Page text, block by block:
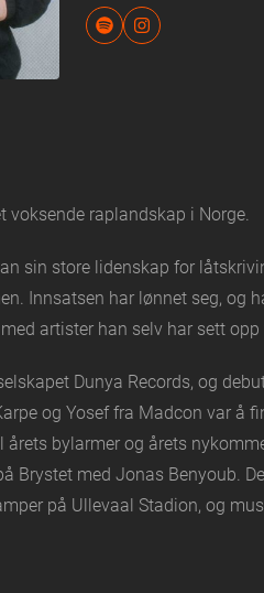
voksende raplandskap i Norge.
sin store lidenskap for
Innsatsen har lønnet seg, og
artister han selv har sett opp
Dunya Records, og
og Yosef fra Madcon var å
bylarmer og årets
Brystet med Jonas Benyoub.
på Ullevaal Stadion, og